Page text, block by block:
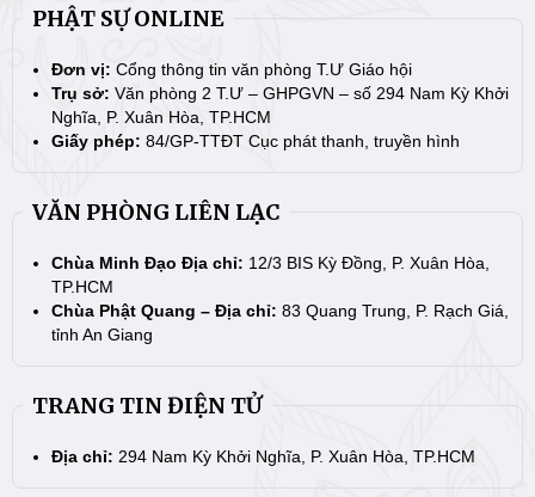
PHẬT SỰ ONLINE
Đơn vị: Cổng thông tin văn phòng T.Ư Giáo hội
Trụ sở: Văn phòng 2 T.Ư – GHPGVN – số 294 Nam Kỳ Khởi
Nghĩa, P. Xuân Hòa, TP.HCM
Giấy phép: 84/GP-TTĐT Cục phát thanh, truyền hình
VĂN PHÒNG LIÊN LẠC
Chùa Minh Đạo Địa chỉ: 12/3 BIS Kỳ Đồng, P. Xuân Hòa,
TP.HCM
Chùa Phật Quang – Địa chỉ: 83 Quang Trung, P. Rạch Giá,
tỉnh An Giang
TRANG TIN ĐIỆN TỬ
Địa chỉ: 294 Nam Kỳ Khởi Nghĩa, P. Xuân Hòa, TP.HCM